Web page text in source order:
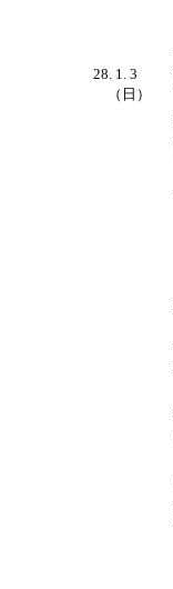
28. 1. 3
（日）